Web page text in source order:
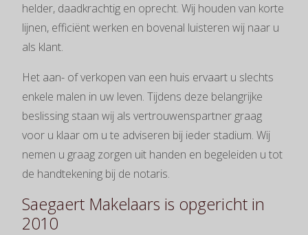
helder, daadkrachtig en oprecht. Wij houden van korte
lijnen, efficiënt werken en bovenal luisteren wij naar u
als klant.
Het aan- of verkopen van een huis ervaart u slechts
enkele malen in uw leven. Tijdens deze belangrijke
beslissing staan wij als vertrouwenspartner graag
voor u klaar om u te adviseren bij ieder stadium. Wij
nemen u graag zorgen uit handen en begeleiden u tot
de handtekening bij de notaris.
Saegaert Makelaars is opgericht in
2010